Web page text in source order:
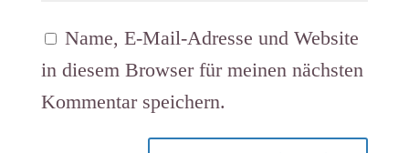
Name, E-Mail-Adresse und Website
in diesem Browser für meinen nächsten
Kommentar speichern.